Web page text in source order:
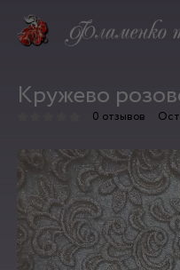
Кружево
0 отзывов